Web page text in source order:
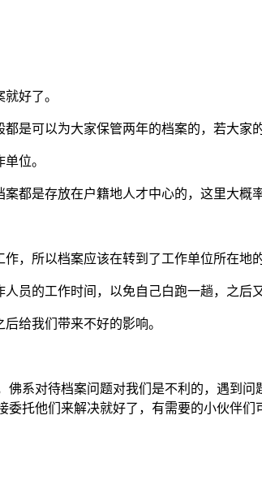
好了。
是可以为大家保管两年的档案的，若大
位。
都是存放在户籍地人才中心的，这里大概
，所以档案应该在转到了工作单位所在地
员的工作时间，以免自己白跑一趟，之
给我们带来不好的影响。
系对待档案问题对我们是不利的，遇到
托他们来解决就好了，有需要的小伙伴们